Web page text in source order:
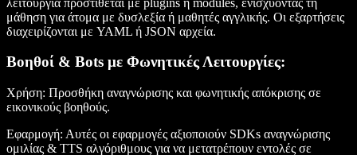
μάθηση για άτομα με δυσλεξία ή μαθητές αγγλικής. Οι εξαρτήσεις
διαχειρίζονται με YAML ή JSON αρχεία.
Βοηθοί & Bots με Φωνητικές Λειτουργίες:
Χρήση: Προσθήκη αναγνώρισης και φωνητικής απόκρισης σε
εικονικούς βοηθούς.
Εφαρμογή: Αυτές οι εφαρμογές αξιοποιούν SDKs αναγνώρισης
ομιλίας & TTS αλγόριθμους για να μετατρέπουν εντολές σε